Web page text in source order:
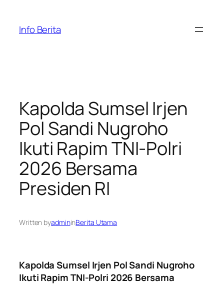
content
Info Berita
Kapolda Sumsel Irjen
Pol Sandi Nugroho
Ikuti Rapim TNI-Polri
2026 Bersama
Presiden RI
Written byadmininBerita Utama
Kapolda Sumsel Irjen Pol Sandi Nugroho
Ikuti Rapim TNI-Polri 2026 Bersama